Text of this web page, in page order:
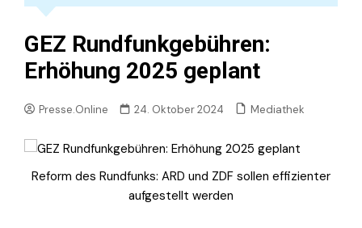
GEZ Rundfunkgebühren:
Erhöhung 2025 geplant
Presse.Online 24. Oktober 2024 Mediathek
Reform des Rundfunks: ARD und ZDF sollen effizienter
aufgestellt werden